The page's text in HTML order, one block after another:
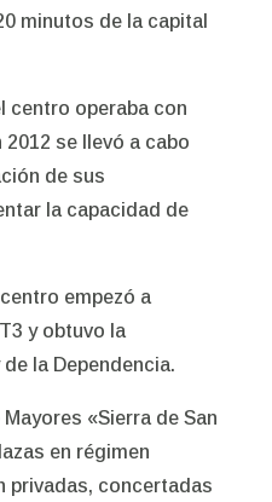
minutos de la capital
centro operaba con
se llevó a cabo
de sus
la capacidad de
empezó a
y obtuvo la
la Dependencia.
«Sierra de San
en régimen
privadas, concertadas